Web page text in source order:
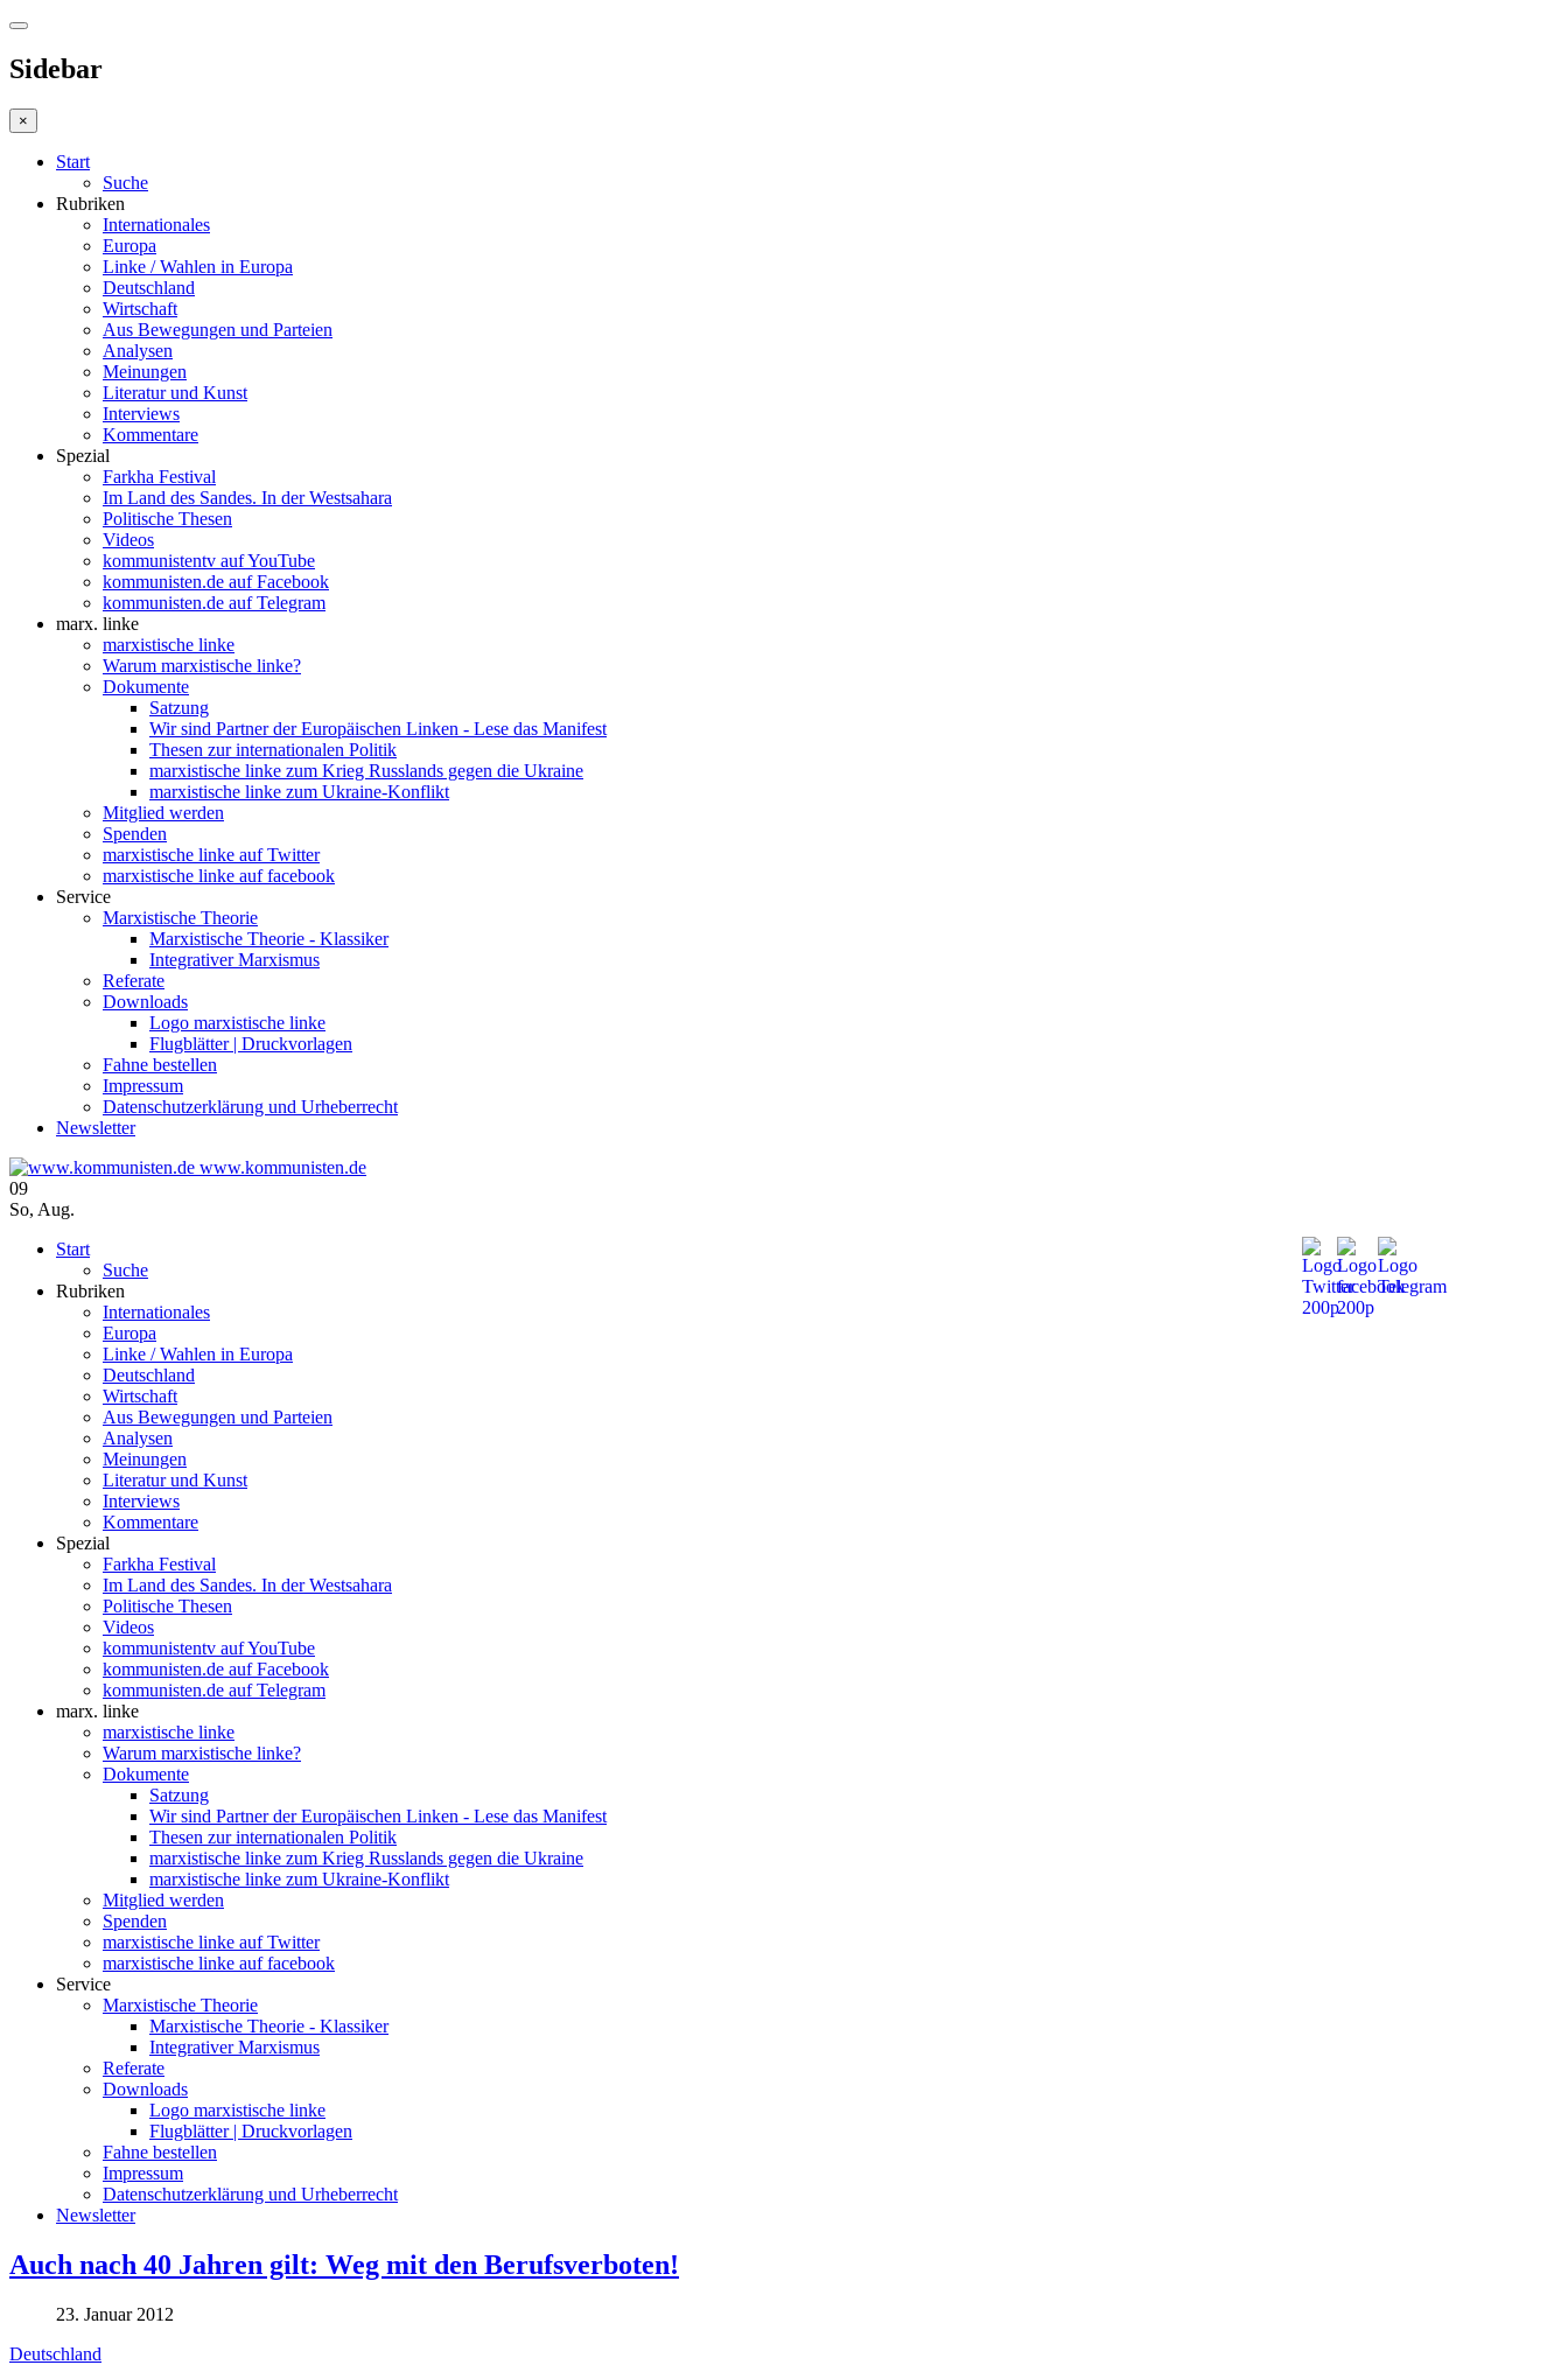
Sidebar
×
Start
Suche
Rubriken
Internationales
Europa
Linke / Wahlen in Europa
Deutschland
Wirtschaft
Aus Bewegungen und Parteien
Analysen
Meinungen
Literatur und Kunst
Interviews
Kommentare
Spezial
Farkha Festival
Im Land des Sandes. In der Westsahara
Politische Thesen
Videos
kommunistentv auf YouTube
kommunisten.de auf Facebook
kommunisten.de auf Telegram
marx. linke
marxistische linke
Warum marxistische linke?
Dokumente
Satzung
Wir sind Partner der Europäischen Linken - Lese das Manifest
Thesen zur internationalen Politik
marxistische linke zum Krieg Russlands gegen die Ukraine
marxistische linke zum Ukraine-Konflikt
Mitglied werden
Spenden
marxistische linke auf Twitter
marxistische linke auf facebook
Service
Marxistische Theorie
Marxistische Theorie - Klassiker
Integrativer Marxismus
Referate
Downloads
Logo marxistische linke
Flugblätter | Druckvorlagen
Fahne bestellen
Impressum
Datenschutzerklärung und Urheberrecht
Newsletter
www.kommunisten.de
09
So, Aug.
Start
Suche
Rubriken
Internationales
Europa
Linke / Wahlen in Europa
Deutschland
Wirtschaft
Aus Bewegungen und Parteien
Analysen
Meinungen
Literatur und Kunst
Interviews
Kommentare
Spezial
Farkha Festival
Im Land des Sandes. In der Westsahara
Politische Thesen
Videos
kommunistentv auf YouTube
kommunisten.de auf Facebook
kommunisten.de auf Telegram
marx. linke
marxistische linke
Warum marxistische linke?
Dokumente
Satzung
Wir sind Partner der Europäischen Linken - Lese das Manifest
Thesen zur internationalen Politik
marxistische linke zum Krieg Russlands gegen die Ukraine
marxistische linke zum Ukraine-Konflikt
Mitglied werden
Spenden
marxistische linke auf Twitter
marxistische linke auf facebook
Service
Marxistische Theorie
Marxistische Theorie - Klassiker
Integrativer Marxismus
Referate
Downloads
Logo marxistische linke
Flugblätter | Druckvorlagen
Fahne bestellen
Impressum
Datenschutzerklärung und Urheberrecht
Newsletter
Auch nach 40 Jahren gilt: Weg mit den Berufsverboten!
23. Januar 2012
Deutschland